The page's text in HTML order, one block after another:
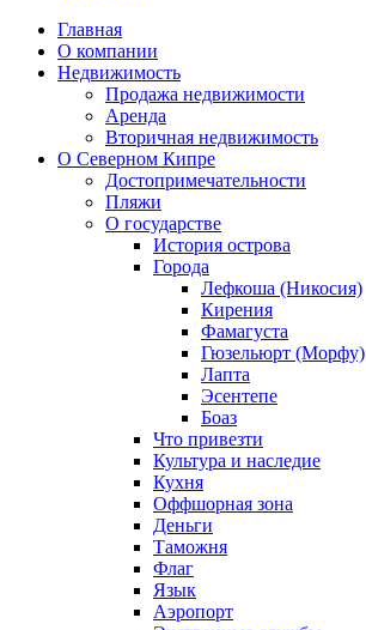
Главная
О компании
Недвижимость
Продажа недвижимости
Аренда
Вторичная недвижимость
О Северном Кипре
Достопримечательности
Пляжи
О государстве
История острова
Города
Лефкоша (Никосия)
Кирения
Фамагуста
Гюзельюрт (Морфу)
Лапта
Эсентепе
Боаз
Что привезти
Культура и наследие
Кухня
Оффшорная зона
Деньги
Таможня
Флаг
Язык
Аэропорт